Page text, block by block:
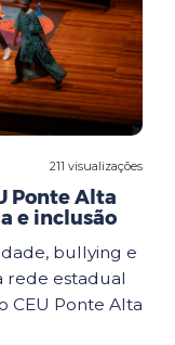
211 visualizações
Ponte Alta
e inclusão
bullying e
rede estadual
CEU Ponte Alta